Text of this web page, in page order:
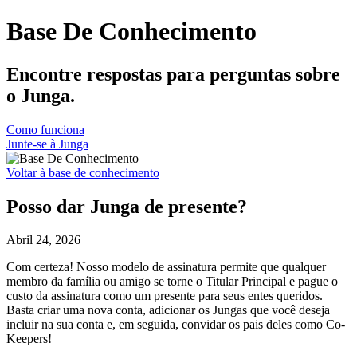
Base De Conhecimento
Encontre respostas para perguntas sobre
o Junga.
Como funciona
Junte-se à Junga
Voltar à base de conhecimento
Posso dar Junga de presente?
Abril 24, 2026
Com certeza! Nosso modelo de assinatura permite que qualquer
membro da família ou amigo se torne o Titular Principal e pague o
custo da assinatura como um presente para seus entes queridos.
Basta criar uma nova conta, adicionar os Jungas que você deseja
incluir na sua conta e, em seguida, convidar os pais deles como Co-
Keepers!